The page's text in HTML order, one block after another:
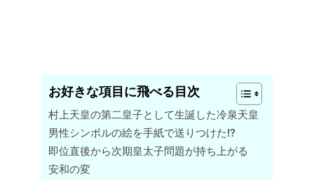
お好きな項目に飛べる目次
村上天皇の第二皇子として生誕した冷泉天皇
男性シンボルの絵を手紙で送りつけた!?
即位直後から次期皇太子問題が持ち上がる
安和の変